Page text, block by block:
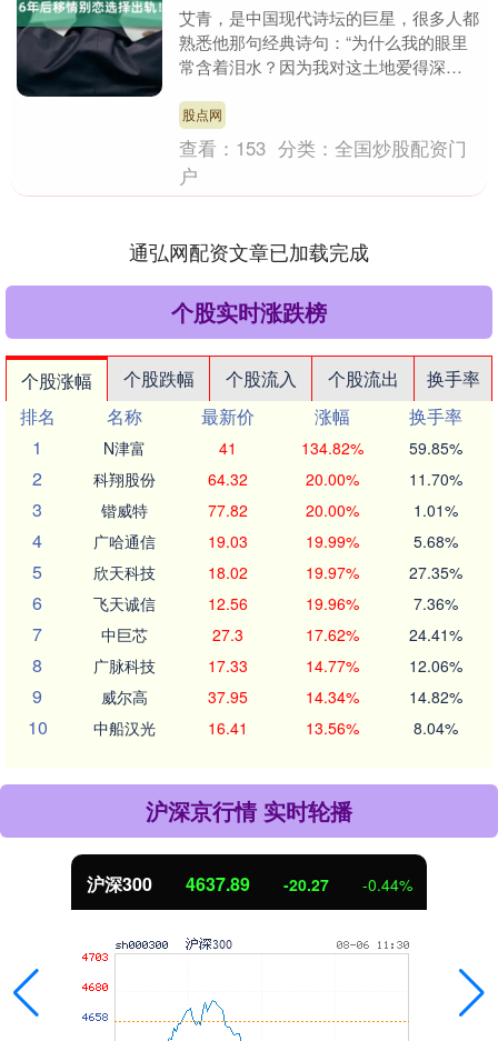
艾青，是中国现代诗坛的巨星，很多人都
熟悉他那句经典诗句：“为什么我的眼里
常含着泪水？因为我对这土地爱得深
忧虑。作为一位青年时....
股点网
查看： 153 分类：全国炒股配资门
户
通弘网配资文章已加载完成
个股实时涨跌榜
个股涨幅 个股跌幅 个股流入 个股流出
换手率
排名
名称 最新价 涨幅
换手率
1
N津富 41 134.82% 59.85%
2 科翔股份 64.32 20.00% 11.70%
3 锴威特 77.82 20.00% 1.01%
4 广哈通信 19.03 19.99% 5.68%
5 欣天科技 18.02 19.97% 27.35%
6 飞天诚信 12.56 19.96% 7.36%
7 中巨芯 27.3 17.62% 24.41%
8 广脉科技 17.33 14.77% 12.06%
9 威尔高 37.95 14.34% 14.82%
10 中船汉光 16.41 13.56% 8.04%
沪深京行情 实时轮播
沪深300 4637.89 -20.27 -0.44%